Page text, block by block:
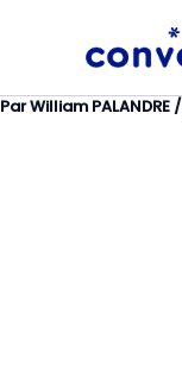
ParWilliam PALANDRE /